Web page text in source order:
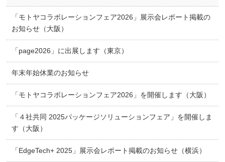
「モトヤコラボレーションフェア2026」展示会レポート掲載の
お知らせ（大阪）
「page2026」に出展します（東京）
年末年始休業のお知らせ
「モトヤコラボレーションフェア2026」を開催します（大阪）
「４社共同 2025パッケージソリューションフェア」を開催しま
す（大阪）
「EdgeTech+ 2025」展示会レポート掲載のお知らせ（横浜）